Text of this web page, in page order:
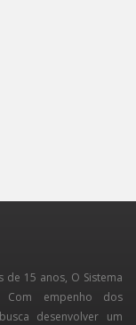
15 anos, O Sistema
Com empenho dos
desenvolver um